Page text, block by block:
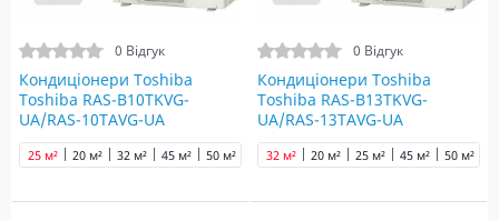
0 Відгук
Кондиціонери Toshiba
Toshiba RAS-B10TKVG-
UA/RAS-10TAVG-UA
20 м²
25 м² 32 м² 45 м² 50 м² 65 м²
0 Відгук
Кондиціонери Toshiba
Toshiba RAS-B13TKVG-
UA/RAS-13TAVG-UA
20 м² 25 м²
32 м² 45 м² 50 м²